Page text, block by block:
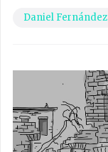
Daniel Fernández